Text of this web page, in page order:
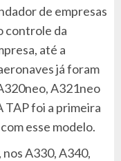
de empresas
controle da
até a
já foram
A321neo
TAP foi a primeira
esse modelo.
nos A330, A340,